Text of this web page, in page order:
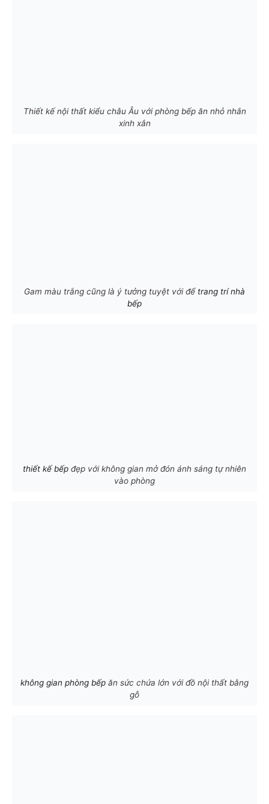
Thiết kế nội thất kiểu châu Âu với phòng bếp ăn nhỏ nhắn
xinh xắn
Gam màu trắng cũng là ý tưởng tuyệt với để trang trí nhà
bếp
thiết kế bếp đẹp với không gian mở đón ánh sáng tự nhiên
vào phòng
không gian phòng bếp ăn sức chứa lớn với đồ nội thất bằng
gỗ